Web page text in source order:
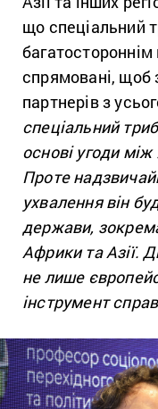
що спеціальний
спрямовані, щоб
партнерів з
спеціальний
основі угоди
Проте
ухвалення він
держави,
Африки та Азії.
не лише
інструмент